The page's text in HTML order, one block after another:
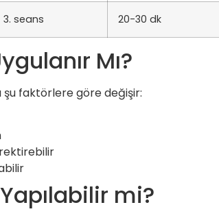
3. seans 20-30 dk
Mı?
şu faktörlere göre değişir:
mi?